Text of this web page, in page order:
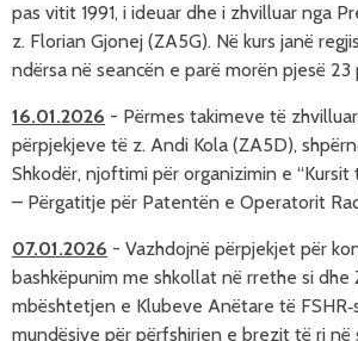
pas vitit 1991, i ideuar dhe i zhvilluar nga
z. Florian Gjonej (ZA5G). Në kurs janë
ndërsa në seancën e parë morën pjesë 23
16.01.2026 - Përmes takimeve të
përpjekjeve të z. Andi Kola (ZA5D),
Shkodër, njoftimi për organizimin e
– Përgatitje për Patentën e Operatorit
07.01.2026 - Vazhdojnë përpjekjet për
bashkëpunim me shkollat në rrethe si dhe
mbështetjen e Klubeve Anëtare të
mundësive për përfshirjen e brezit të ri në